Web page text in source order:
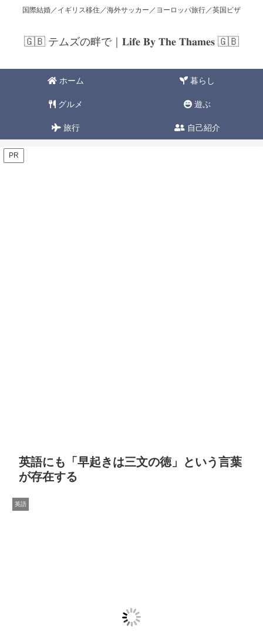
国際結婚／イギリス移住／海外サッカー／ヨーロッパ旅行／英国ビザ
🇬🇧 テムズの畔で｜𝐋𝐢𝐟𝐞 𝐁𝐲 𝐓𝐡𝐞 𝐓𝐡𝐚𝐦𝐞𝐬 🇬🇧
ホーム 暮らし
グルメ 遊ぶ
旅行 自己紹介
PR
英語にも「早起きは三文の徳」という言葉
が存在する
英語